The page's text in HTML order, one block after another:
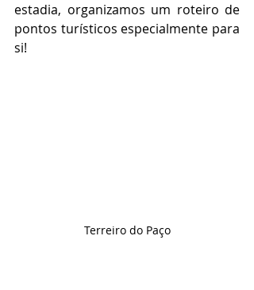
estadia, organizamos um roteiro de
pontos turísticos especialmente para
si!
Terreiro do Paço